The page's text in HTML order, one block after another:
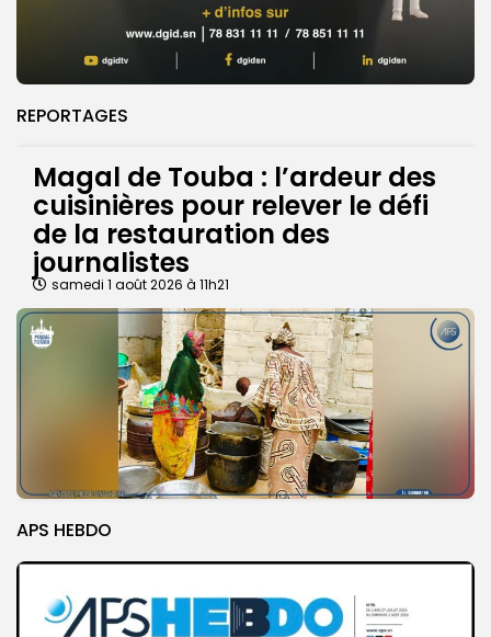
REPORTAGES
Magal de Touba : l’ardeur des
cuisinières pour relever le défi
de la restauration des
journalistes
samedi 1 août 2026 à 11h21
APS HEBDO